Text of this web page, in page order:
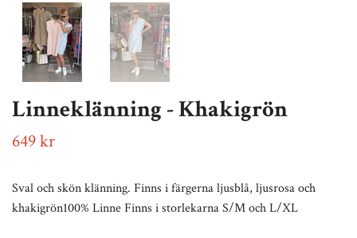
Linneklänning - Khakigrön
649 kr
Sval och skön klänning. Finns i färgerna ljusblå, ljusrosa och
khakigrön100% Linne Finns i storlekarna S/M och L/XL